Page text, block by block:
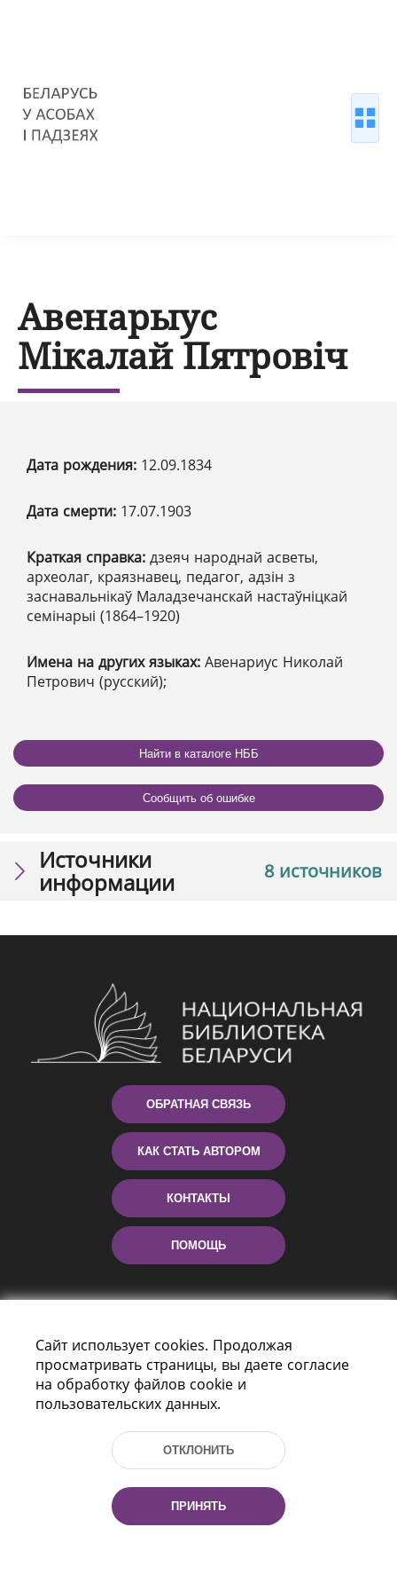
Авенарыус
Мікалай Пятровіч
Дата рождения: 12.09.1834
Дата смерти: 17.07.1903
Краткая справка: дзеяч народнай асветы,
археолаг, краязнавец, педагог, адзін з
заснавальнікаў Маладзечанскай настаўніцкай
семінарыі (1864–1920)
Имена на других языках: Авенариус Николай
Петрович (русский);
Найти в каталоге НББ
Сообщить об ошибке
8 источников
Источники
информации
ОБРАТНАЯ СВЯЗЬ
КАК СТАТЬ АВТОРОМ
КОНТАКТЫ
ПОМОЩЬ
Пр-т Независимости 116
г. Минск, Республика Беларусь, 220114
Тел.: (+375 17) 368 37 37, Факс: (+375 17)
Эл. почта: inbox@nlb.by
Сайт использует cookies. Продолжая
просматривать страницы, вы даете согласие
на обработку файлов cookie и
пользовательских данных.
ОТКЛОНИТЬ
ПРИНЯТЬ